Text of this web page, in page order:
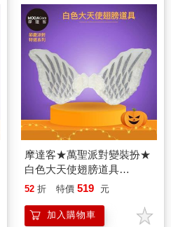
摩達客★萬聖派對變裝扮★
白色大天使翅膀道具
★Cosplay
52 折 特價 519 元
加入購物車